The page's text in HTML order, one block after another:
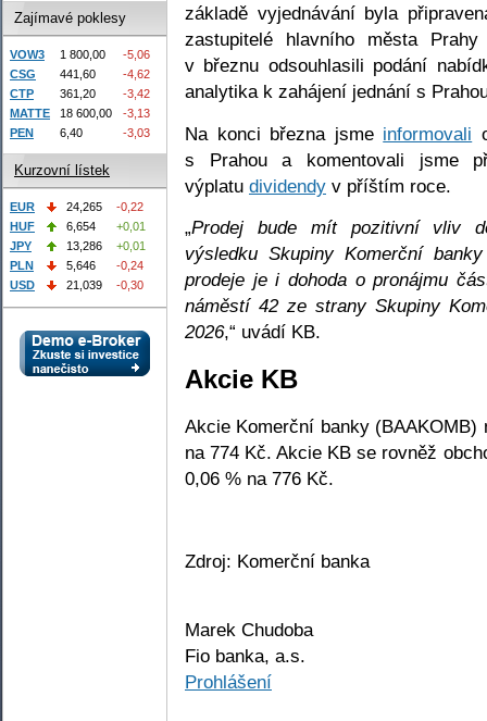
základě vyjednávání byla
zastupitelé hlavního města
v březnu odsouhlasili podání
analytika k zahájení jednání s
Na konci března jsme informovali
s Prahou a komentovali jsme
výplatu dividendy v příštím roce.
„Prodej bude mít pozitivní vliv
výsledku Skupiny Komerční
prodeje je i dohoda o pronájmu
náměstí 42 ze strany Skupiny
2026,“ uvádí KB.
Akcie KB
Akcie Komerční banky
na 774 Kč. Akcie KB se rovněž
0,06 % na 776 Kč.
Zdroj: Komerční banka
Marek Chudoba
Fio banka, a.s.
Prohlášení
Zajímavé poklesy
VOW3 1 800,00
-5,06
CSG
441,60
-4,62
CTP
361,20
-3,42
MATTE
18 600,00
-3,13
PEN
6,40 -3,03
Kurzovní lístek
EUR 24,265
-0,22
HUF
6,654
+0,01
JPY
13,286
+0,01
PLN
5,646
-0,24
USD
21,039 -0,30